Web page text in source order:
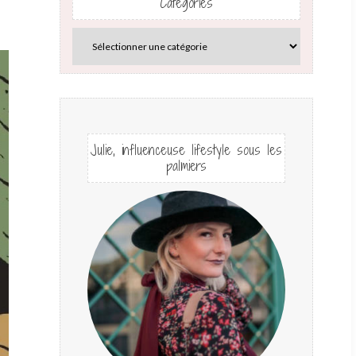
Julie, influenceuse lifestyle sous les
palmiers